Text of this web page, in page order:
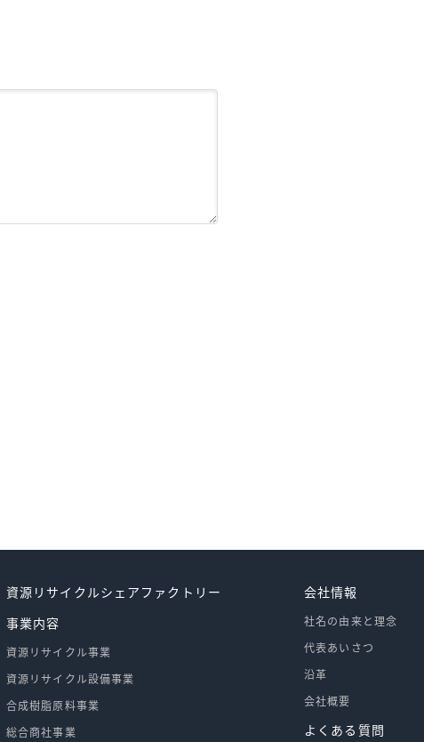
資源リサイクルシェアファクトリー
事業内容
資源リサイクル事業
資源リサイクル設備事業
合成樹脂原料事業
総合商社事業
会社情報
社名の由来と理念
代表あいさつ
沿革
会社概要
よくある質問